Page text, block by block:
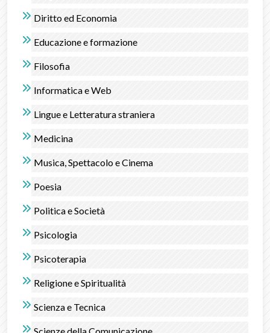
Diritto ed Economia
Educazione e formazione
Filosofia
Informatica e Web
Lingue e Letteratura straniera
Medicina
Musica, Spettacolo e Cinema
Poesia
Politica e Società
Psicologia
Psicoterapia
Religione e Spiritualità
Scienza e Tecnica